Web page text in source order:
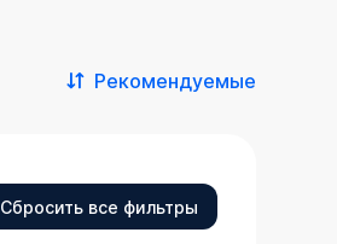
Рекомендуемые
Сбросить все фильтры